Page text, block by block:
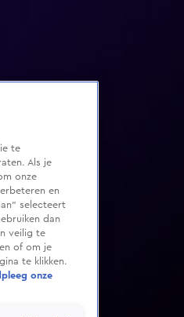
te
Als je
onze
en
selecteert
dan
veilig te
of om je
te klikken.
onze